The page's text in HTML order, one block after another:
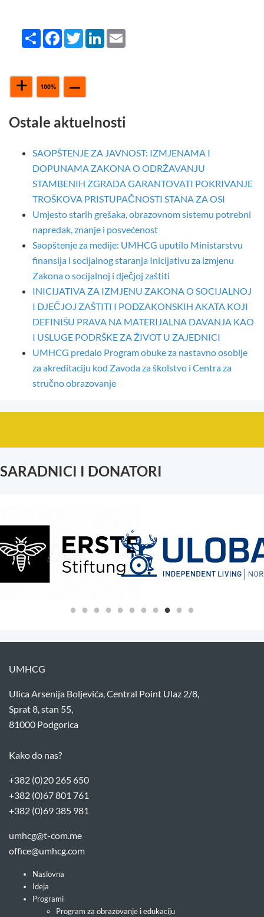
Share FacebookTwitterLinkedIn
Ostale aktuelnosti
SAOPŠTENJE ZA JAVNOST: IZMJENAMA I
DOPUNAMA ZAKONA O ODRŽAVANJU
STAMBENIH ZGRADA GARANTOVATI POKRIVANJE
TROŠKOVA PRISTUPAČNOSTI STANA ZA OSI
Umjesto starih grešaka, obrazovnom sistemu potrebni
napredak, znanje i posvećenost
Saopštenje za medije: UMHCG uputilo Ministarstvu
finansija i socijalnog staranja Inicijativu za izmjenu
Zakona o socijalnoj i dječjoj zaštiti
INICIJATIVA ZA IZMJENU ZAKONA O SOCIJALNOJ
I DJEČJOJ ZAŠTITI I PODZAKONSKIH AKATA KOJI
DEFINIŠU PRAVA NA MATERIJALNA DAVANJA KAO
I USLUGE PODRŠKE ZA ŽIVOT U ZAJEDNICI
UMHCG predalo Program obuke za nastavno osoblje
za akreditaciju kod Zavoda za školstvo i Centra za
stručno obrazovanje
SARADNICI I DONATORI
UMHCG
Ulica Arsenija Boljevića, Central Point Ulaz 2/8,
Sprat 8, stan 55,
81000 Podgorica
Kako do nas?
+382 (0)20 265 650
+382 (0)67 801 761
+382 (0)69 385 981
umhcg@t-com.me
office@umhcg.com
Naslovna
Ideja
Programi
Program za obrazovanje i edukaciju